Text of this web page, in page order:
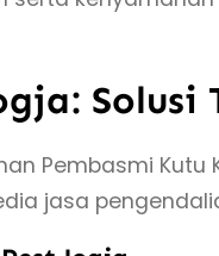
Pembasmi
jasa